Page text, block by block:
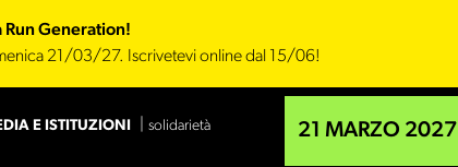
Generation!
21/03/27. Iscrivetevi online dal 15/06!
E ISTITUZIONI solidarietà 21 MARZO 2027